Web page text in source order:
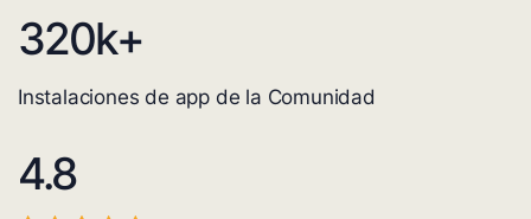
320k+
Instalaciones de app de la Comunidad
4.8